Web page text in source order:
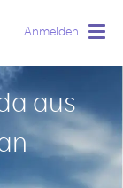
Anmelden
aus